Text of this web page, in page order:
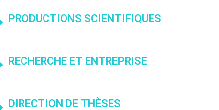
PRODUCTIONS SCIENTIFIQUES
RECHERCHE ET ENTREPRISE
DIRECTION DE THÈSES